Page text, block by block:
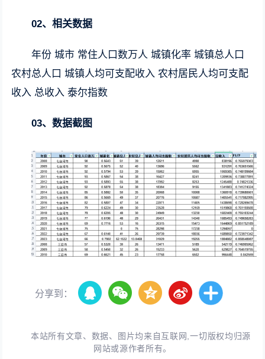
02、相关数据
年份 城市 常住人口数万人 城镇化率 城镇总人口
农村总人口 城镇人均可支配收入 农村居民人均可支配
收入 总收入 泰尔指数
03、数据截图
分享到：
本站所有文章、数据、图片均来自互联网,一切版权均归源
网站或源作者所有。